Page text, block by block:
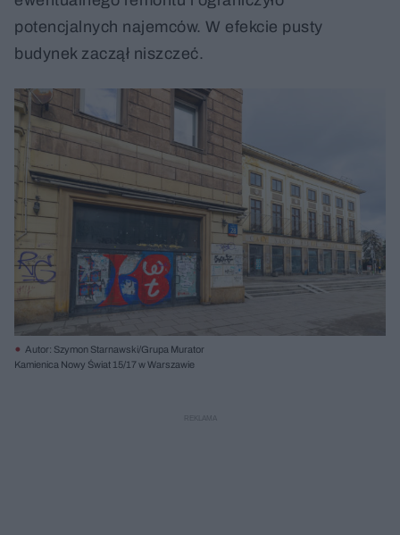
potencjalnych najemców. W efekcie pusty
budynek zaczął niszczeć.
Autor: Szymon Starnawski/Grupa Murator
Kamienica Nowy Świat 15/17 w Warszawie